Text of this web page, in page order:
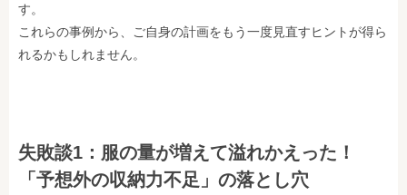
す。
これらの事例から、ご自身の計画をもう一度見直すヒントが得ら
れるかもしれません。
失敗談1：服の量が増えて溢れかえった！
「予想外の収納力不足」の落とし穴